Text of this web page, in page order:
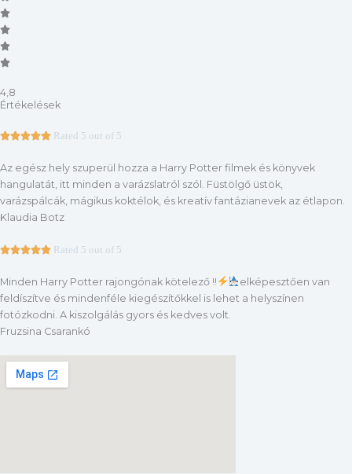
4,8
Értékelések
 Rated 5 out of 5
Az egész hely szuperül hozza a Harry Potter filmek és könyvek
hangulatát, itt minden a varázslatról szól. Füstölgő üstök,
varázspálcák, mágikus koktélok, és kreatív fantázianevek az étlapon.
Klaudia Botz
 Rated 5 out of 5
Minden Harry Potter rajongónak kötelező !!
elképesztően van
feldíszítve és mindenféle kiegészítőkkel is lehet a helyszínen
fotózkodni. A kiszolgálás gyors és kedves volt.
Fruzsina Csarankó